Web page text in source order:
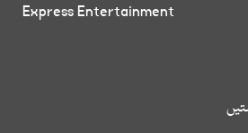
Express Entertainment